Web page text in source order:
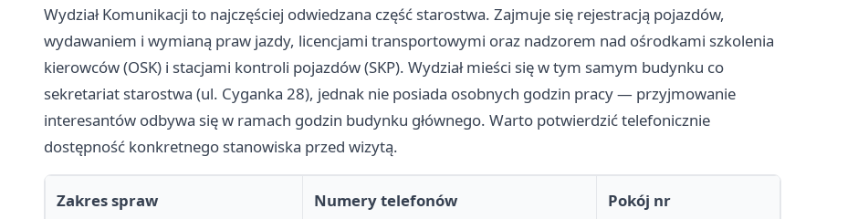
Wydział Komunikacji to najczęściej odwiedzana część starostwa. Zajmuje się rejestracją pojazdów,
wydawaniem i wymianą praw jazdy, licencjami transportowymi oraz nadzorem nad ośrodkami szkolenia
kierowców (OSK) i stacjami kontroli pojazdów (SKP). Wydział mieści się w tym samym budynku co
sekretariat starostwa (ul. Cyganka 28), jednak nie posiada osobnych godzin pracy — przyjmowanie
interesantów odbywa się w ramach godzin budynku głównego. Warto potwierdzić telefonicznie
dostępność konkretnego stanowiska przed wizytą.
Zakres spraw Numery telefonów Pokój nr